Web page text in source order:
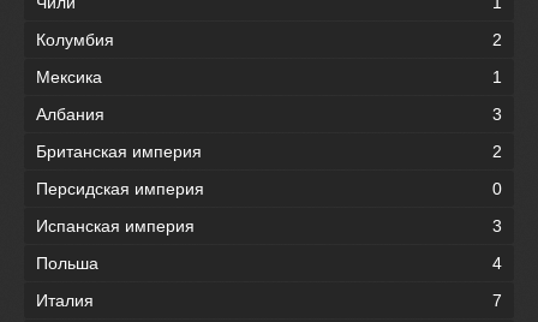
Колумбия
2
Мексика
1
Албания
3
Британская империя
2
Персидская империя
0
Испанская империя
3
Польша
4
Италия
7